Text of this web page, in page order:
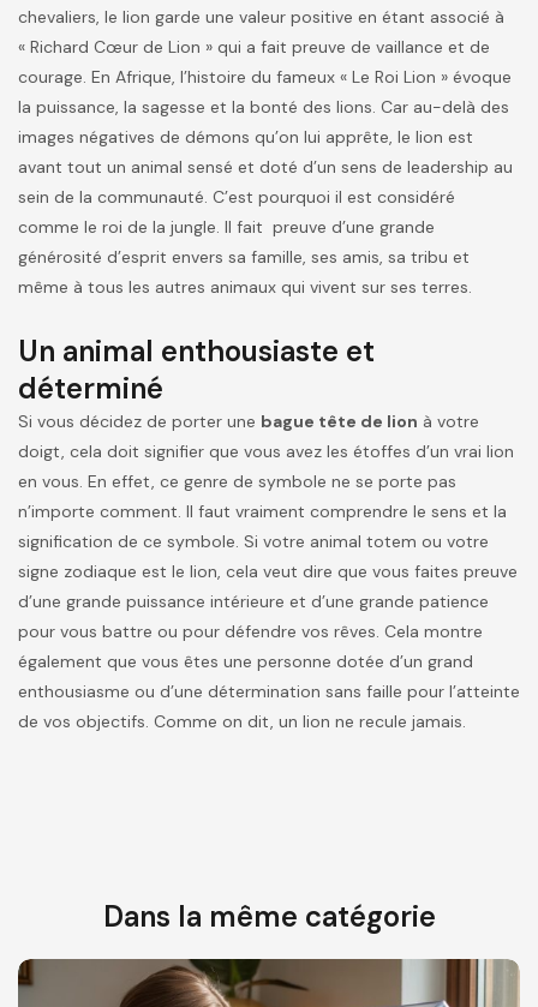
chevaliers, le lion garde une valeur positive en étant associé à
« Richard Cœur de Lion » qui a fait preuve de vaillance et de
courage. En Afrique, l’histoire du fameux « Le Roi Lion » évoque
la puissance, la sagesse et la bonté des lions. Car au-delà des
images négatives de démons qu’on lui apprête, le lion est
avant tout un animal sensé et doté d’un sens de leadership au
sein de la communauté. C’est pourquoi il est considéré
comme le roi de la jungle. Il fait preuve d’une grande
générosité d’esprit envers sa famille, ses amis, sa tribu et
même à tous les autres animaux qui vivent sur ses terres.
Un animal enthousiaste et
déterminé
Si vous décidez de porter une bague tête de lion à votre
doigt, cela doit signifier que vous avez les étoffes d’un vrai lion
en vous. En effet, ce genre de symbole ne se porte pas
n’importe comment. Il faut vraiment comprendre le sens et la
signification de ce symbole. Si votre animal totem ou votre
signe zodiaque est le lion, cela veut dire que vous faites preuve
d’une grande puissance intérieure et d’une grande patience
pour vous battre ou pour défendre vos rêves. Cela montre
également que vous êtes une personne dotée d’un grand
enthousiasme ou d’une détermination sans faille pour l’atteinte
de vos objectifs. Comme on dit, un lion ne recule jamais.
Dans la même catégorie